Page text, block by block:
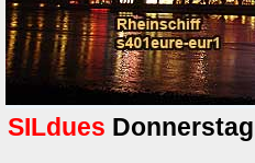
SILdues